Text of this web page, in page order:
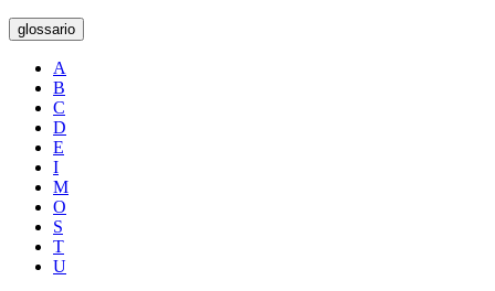
glossario
A
B
C
D
E
I
M
O
S
T
U